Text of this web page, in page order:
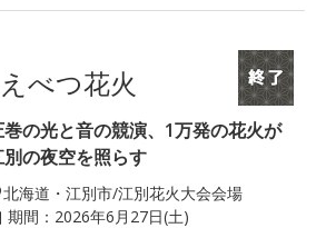
べつ花火
巻の光と音の競演、1万発の花火が
別の夜空を照らす
北海道・江別市/江別花火大会会場
期間： 2026年6月27日(土)